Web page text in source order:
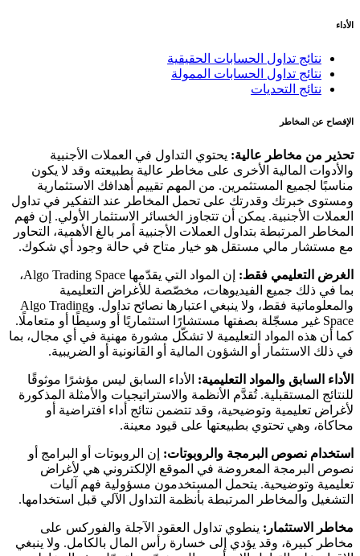
الأداء
نتائج تداول الحسابات الحقيقية
نتائج تداول الحسابات الممولة
نتائج التحديات
الإفصاح عن المخاطر
تحذير من مخاطر عالية: يحتوي التداول في العملات الأجنبية
والأدوات المالية الأخرى على مخاطر عالية بطبيعته وقد لا يكون
مناسبًا لجميع المستثمرين. من المهم تقييم أهدافك الاستثمارية
ومستوى خبرتك وقدرتك على تحمل المخاطر عند التفكير في تداول
العملات الأجنبية. يمكن أن تتجاوز الخسائر الاستثمار الأولي. إن فهم
المخاطر المرتبطة بتداول العملات الأجنبية أمر بالغ الأهمية، التحاور
مع مستشار مالي مستقل هو خيار متاح في حالة وجود أي شكوك.
الغرض التعليمي فقط:
إن المواد التي يقدّمها Algo Trading Space،
بما في ذلك جميع الفيديوهات، مخصّصة للأغراض التعليمية
والمعلوماتية فقط، ولا ينبغي اعتبارها نصائح تداول. وAlgo Trading
Space غير مسجّلة بصفتها مستشارًا استثماريًا أو وسيطًا أو متعاملًا.
كما أن هذه المواد التعليمية لا تشكّل مشورة مهنية في أي مجال، بما
في ذلك الاستثمار أو الشؤون المالية أو القانونية أو الضريبية.
الأداء السابق والمواد التعليمية: الأداء السابق ليس مؤشرًا موثوقًا
للنتائج المستقبلية. تُقدَّم الأنظمة والاستراتيجيات والأمثلة المذكورة
لأغراض تعليمية وتوضيحية، وقد تتضمن نتائج أداء افتراضية أو
محاكاة، وهي تحتوي بطبيعتها على قيود معينة.
استخدام نصوص البرمجة والروبوتات: إن الروبوتات أو البرامج أو
نصوص البرمجة المعروضة في الموقع الإلكتروني هي لأغراض
تعليمية وتوضيحية. يتحمل المستخدمون مسؤولية فهم آليات
التشغيل والمخاطر المرتبطة بأنظمة التداول الآلي قبل استخدامها.
مخاطر الاستثمار: ينطوي تداول العقود الآجلة والفوركس على
مخاطر كبيرة، وقد يؤدي إلى خسارة رأس المال بالكامل. ولا ينبغي